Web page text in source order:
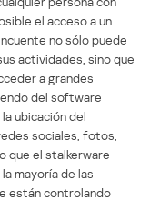
el acceso a un
no sólo puede
actividades, sino que
a grandes
del software
ubicación del
sociales, fotos,
que el stalkerware
mayoría de las
están controlando